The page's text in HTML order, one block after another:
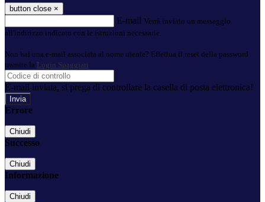
button close ×
E-mail Verrà inviato un messaggio
all'indirizzo indicato con le istruzioni necessarie.
Non hai una e-mail associata al nome utente? Effettua il reset della password
tramite la Login Spaggiari
E-mail inviata, si prega di controllare la casella di posta elettronica!
Errore
Chiudi
Successo
Chiudi
Informazione
Chiudi